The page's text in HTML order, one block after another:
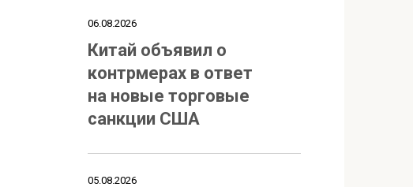
06.08.2026
Китай объявил о
контрмерах в ответ
на новые торговые
санкции США
05.08.2026